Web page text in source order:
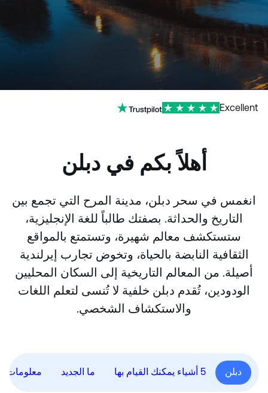
Excellent
أهلاً بكم في دبلن
انغمس في سحر دبلن، مدينة المرح التي تجمع بين
التاريخ والحداثة. بصفتك طالباً للغة الإنجليزية،
ستستكشف معالم شهيرة، وتستمتع بالمواقع
الثقافية النابضة بالحياة، وتخوض تجارب إيرلندية
أصيلة. من المعالم التاريخية إلى السكان المحليين
الودودين، تُقدم دبلن خلفية لا تُنسى لتعلم اللغات
والاستكشاف الشخصي.
دبلن 5 أشياء يمكنك القيام بها ما الجديد معلومات